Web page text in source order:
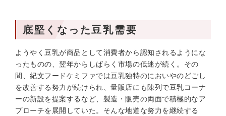
底堅くなった豆乳需要
ようやく豆乳が商品として消費者から認知されるようにな
ったものの、翌年からしばらく市場の低迷が続く。その
間、紀文フードケミファでは豆乳独特のにおいやのどごし
を改善する努力が続けられ、量販店にも陳列で豆乳コーナ
ーの新設を提案するなど、製造・販売の両面で積極的なア
プローチを展開していた。そんな地道な努力を継続する